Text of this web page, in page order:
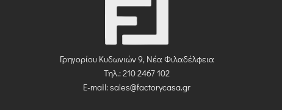
Γρηγορίου Κυδωνιών 9, Νέα Φιλαδέλφεια
Τηλ.: 210 2467 102
E-mail:sales@factorycasa.gr